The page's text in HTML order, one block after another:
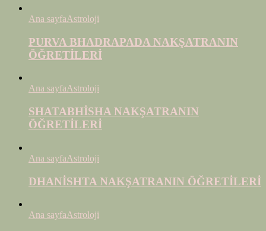
Ana sayfaAstroloji
PURVA BHADRAPADA NAKŞATRANIN
ÖĞRETİLERİ
Ana sayfaAstroloji
SHATABHİSHA NAKŞATRANIN
ÖĞRETİLERİ
Ana sayfaAstroloji
DHANİSHTA NAKŞATRANIN ÖĞRETİLERİ
Ana sayfaAstroloji